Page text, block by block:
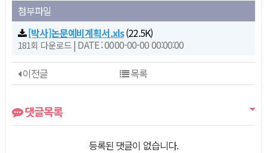
첨부파일
[박사]논문예비계획서.xls(22.5K)
181회 다운로드| DATE : 0000-00-00 00:00:00
이전글
목록
댓글목록
등록된 댓글이 없습니다.